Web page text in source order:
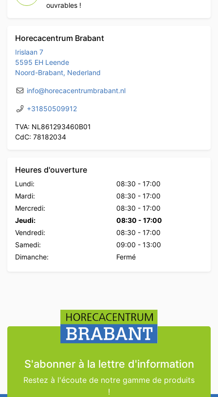
ouvrables !
Horecacentrum Brabant
Irislaan 7
5595 EH Leende
Noord-Brabant, Nederland
info@horecacentrumbrabant.nl
+31850509912
TVA: NL861293460B01
CdC: 78182034
Heures d'ouverture
Lundi: 08:30 - 17:00
Mardi:
08:30 - 17:00
Mercredi:
08:30 - 17:00
Jeudi:
08:30 - 17:00
Vendredi:
08:30 - 17:00
Samedi:
09:00 - 13:00
Dimanche:
Fermé
S'abonner à la lettre d'information
Restez à l'écoute de notre gamme de produits
!